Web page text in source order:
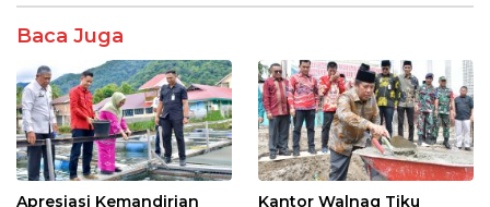
o
k
p
p
Baca Juga
Apresiasi Kemandirian Kantor Walnag Tiku